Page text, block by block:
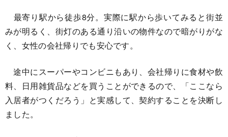
最寄り駅から徒歩8分。実際に駅から歩いてみると街並
みが明るく、街灯のある通り沿いの物件なので暗がりがな
く、女性の会社帰りでも安心です。
途中にスーパーやコンビニもあり、会社帰りに食材や飲
料、日用雑貨品などを買うことができるので、「ここなら
入居者がつくだろう」と実感して、契約することを決断し
ました。